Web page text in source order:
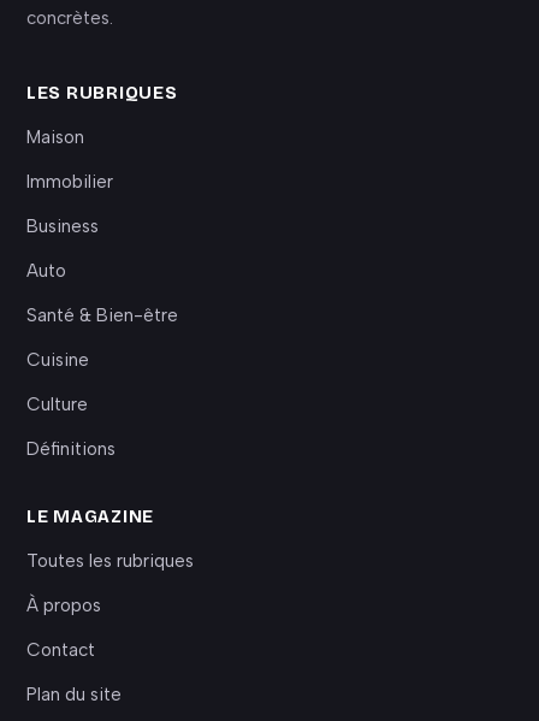
concrètes.
LES RUBRIQUES
Maison
Immobilier
Business
Auto
Santé & Bien-être
Cuisine
Culture
Définitions
LE MAGAZINE
Toutes les rubriques
À propos
Contact
Plan du site